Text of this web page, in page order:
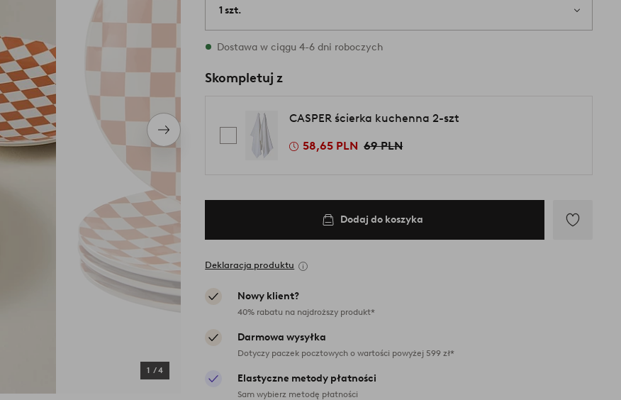
Następny
produkt
1 /4
1 szt.
W magazynie
Dostawa w ciągu 4-6 dni roboczych
Skompletuj z
CASPER ścierka kuchenna 2-szt
58,65 PLN 69 PLN
Dodaj do koszyka
Deklaracja produktu
Nowy klient?
40% rabatu na najdroższy produkt*
Darmowa wysyłka
Dotyczy paczek pocztowych o wartości powyżej 599 zł*
Elastyczne metody płatności
Sam wybierz metodę płatności